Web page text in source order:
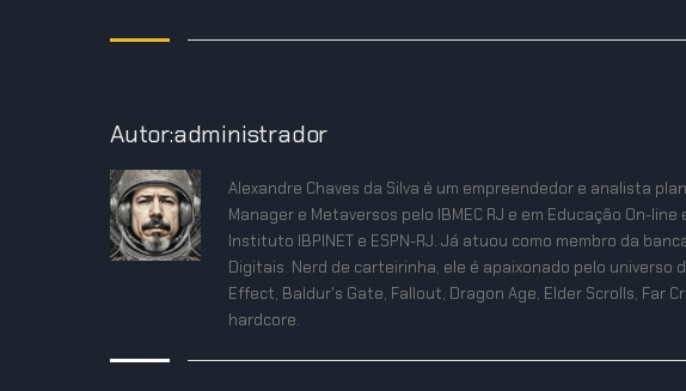
Autor:administrador
Alexandre Chaves da Silva é um empreendedor e analista
Manager e Metaversos pelo IBMEC RJ e em Educação On-
Instituto IBPINET e ESPN-RJ. Já atuou como membro da
Digitais. Nerd de carteirinha, ele é apaixonado pelo
Effect, Baldur's Gate, Fallout, Dragon Age, Elder Scrolls, Far
hardcore.